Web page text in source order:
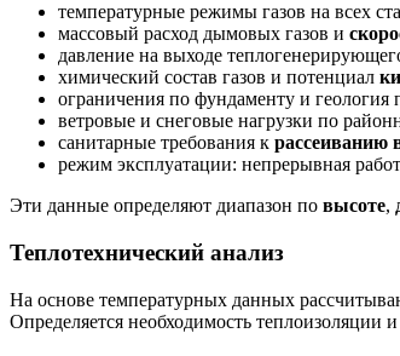
температурные режимы газов на всех
массовый расход дымовых газов и
давление на выходе
химический состав газов и потенциал
ограничения по фундаменту и геология
ветровые и снеговые нагрузки по
санитарные требования к рассеиванию
режим эксплуатации: непрерывная
Эти данные определяют диапазон по высоте,
Теплотехнический анализ
На основе температурных данных
Определяется необходимость теплоизоляции